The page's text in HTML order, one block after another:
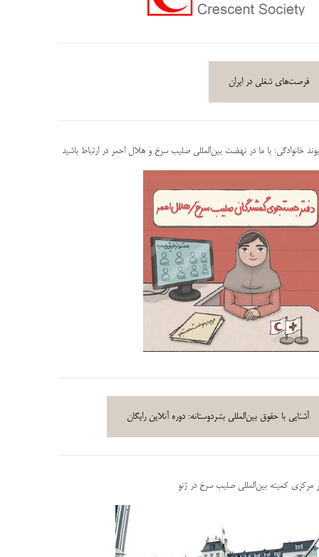
فرصت‌های شغلی در ایران
خانوادگی: با ما در نهضت بین‌المللی صلیب سرخ و هلال احمر در ارتباط باشید
آشنایی با حقوق بین‌المللی بشردوستانه: دوره آنلاین رایگان
مرکزی کمیته بین‌المللی صلیب سرخ در ژنو